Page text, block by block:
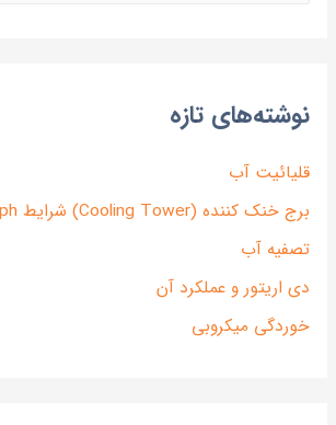
نوشته‌های تازه
قلیائیت آب
برج خنک کننده (Cooling Tower) شرایط ph آب :
تصفیه آب
دی اریتور و عملکرد آن
خوردگی میکروبی